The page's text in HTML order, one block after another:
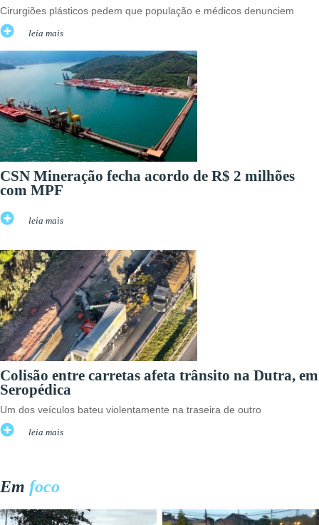
Cirurgiões plásticos pedem que população e médicos denunciem
leia mais
CSN Mineração fecha acordo de R$ 2 milhões
com MPF
leia mais
Colisão entre carretas afeta trânsito na Dutra, em
Seropédica
Um dos veículos bateu violentamente na traseira de outro
leia mais
Em foco